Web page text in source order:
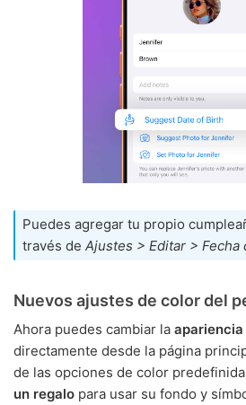
Puedes agregar tu propio
través de Ajustes > Editar > Fecha
Nuevos ajustes de color del
Ahora puedes cambiar la
directamente desde la página
de las opciones de color
un regalo para usar su fondo y